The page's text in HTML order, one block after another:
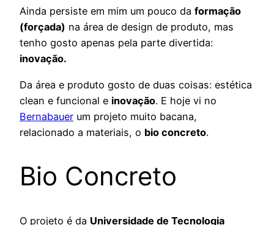
Ainda persiste em mim um pouco da formação
(forçada) na área de design de produto, mas
tenho gosto apenas pela parte divertida:
inovação.
Da área e produto gosto de duas coisas: estética
clean e funcional e inovação. E hoje vi no
Bernabauer um projeto muito bacana,
relacionado a materiais, o bio concreto.
Bio Concreto
O projeto é da Universidade de Tecnologia